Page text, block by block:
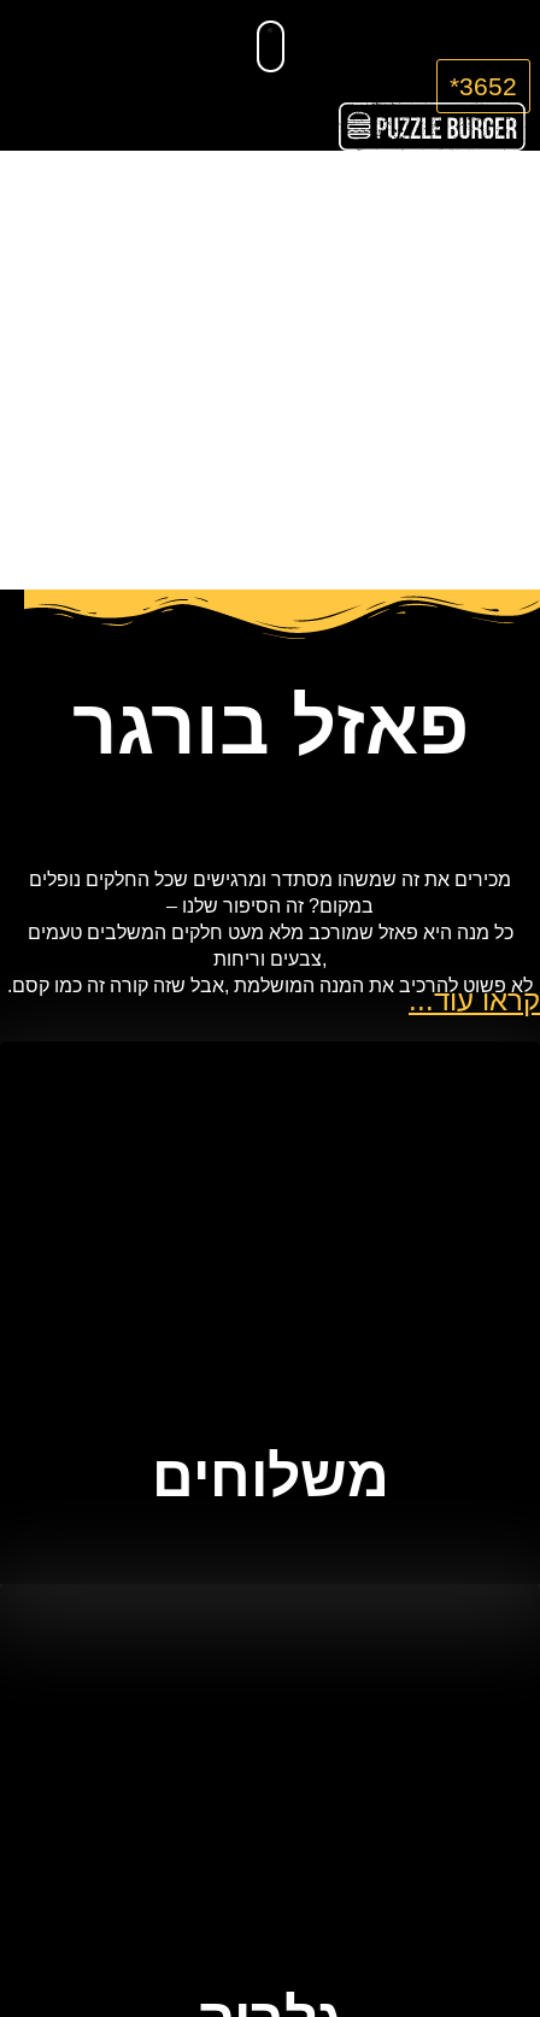
3652*
פאזל בורגר
מכירים את זה שמשהו מסתדר ומרגישים שכל החלקים נופלים
במקום? זה הסיפור שלנו –
כל מנה היא פאזל שמורכב מלא מעט חלקים המשלבים טעמים
,צבעים וריחות
לא פשוט להרכיב את המנה המושלמת ,אבל שזה קורה זה כמו קסם.
קראו עוד...
משלוחים